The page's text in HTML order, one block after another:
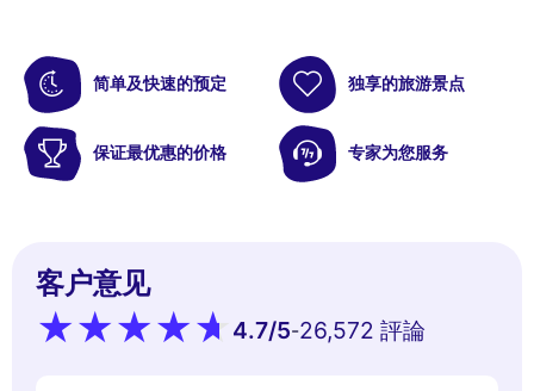
简单及快速的预定 独享的旅游景点
保证最优惠的价格 专家为您服务
客户意见
4.7/5-26,572 評論